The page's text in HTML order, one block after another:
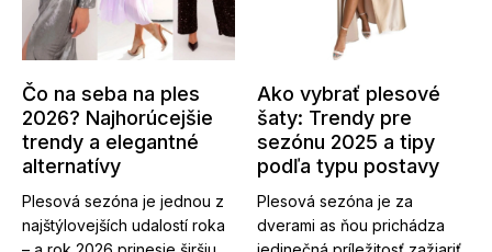
Čo na seba na ples
2026? Najhorúcejšie
trendy a elegantné
alternatívy
Plesová sezóna je jednou z
najštýlovejších udalostí roka
Ako vybrať plesové
šaty: Trendy pre
sezónu 2025 a tipy
podľa typu postavy
Plesová sezóna je za
dverami as ňou prichádza